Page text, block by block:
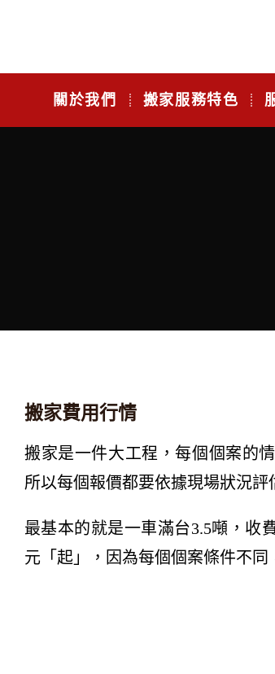
關於我們 搬家服務特色
搬家費用行情
搬家是一件大工程，每個個案的
所以每個報價都要依據現場狀況評
最基本的就是一車滿台3.5噸，收
元「起」，因為每個個案條件不同